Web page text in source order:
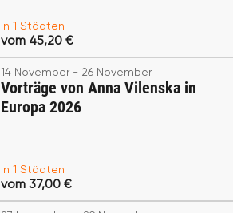
In 1 Städten
vom 45,20 €
14 November - 26 November
Vorträge von Anna Vilenska in
Europa 2026
In 1 Städten
vom 37,00 €